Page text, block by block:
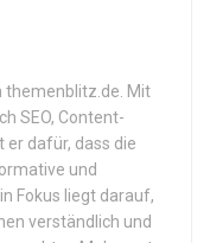
themenblitz.de. Mit
SEO, Content-
er dafür, dass die
und
Fokus liegt darauf,
verständlich und